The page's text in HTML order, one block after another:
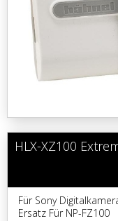
HLX-XZ100
Für Sony
Ersatz Für NP-FZ100